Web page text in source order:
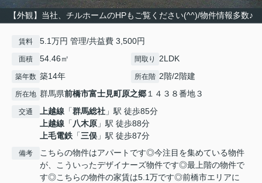
【外観】当社、チルホームのHPもご覧ください(^^)/物件情報多数♪
賃料 5.1万円 管理/共益費 3,500円
面積 54.46㎡ 間取り 2LDK
築年数 築14年 所在階 2階/2階建
所在地 群馬県前橋市富士見町原之郷１４３８番地３
交通 上越線 「群馬総社 」駅 徒歩85分
上越線 「八木原 」駅 徒歩88分
上毛電鉄 「三俣 」駅 徒歩87分
備考
こちらの物件はアパートです◎今注目を集めている物件
が、こういったデザイナーズ物件です◎最上階の物件で
す◎こちらの物件の家賃は5.1万です◎前橋市エリアに